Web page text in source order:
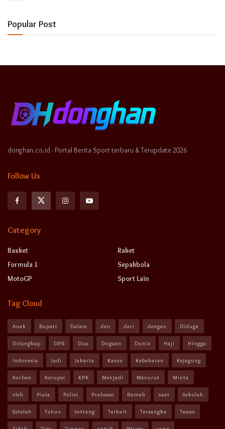
Popular Post
donghan.co.id - Portal Berita Sport terbaru & Terupdate 2026
Follow Us
Category
Basket
Formula 1
MotoGP
Raket
Sepakbola
Sport Lain
Tag Cloud
Anak Bupati Dalam dan dari dengan Diduga
Ditangkap DPR Dua Dugaan Dunia Haji Hingga
Indonesia Jadi Jakarta Kasus Kebakaran Kejagung
Korban Korupsi KPK Menjadi Menurut Minta
oleh Piala Polisi Prabowo Rumah saat Sekolah
Setelah Tahun tentang Terkait Tersangka Tewas